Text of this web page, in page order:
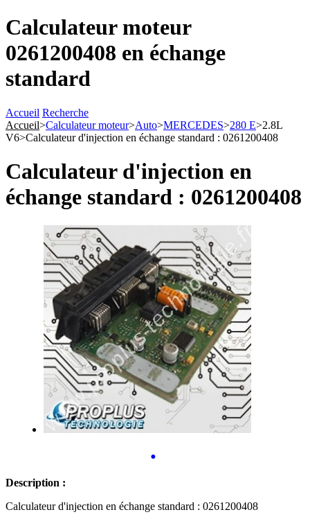
Calculateur moteur
0261200408 en échange
standard
Accueil Recherche
Accueil>Calculateur moteur>Auto>MERCEDES>280 E>2.8L
V6>Calculateur d'injection en échange standard : 0261200408
Calculateur d'injection en
échange standard : 0261200408
•
Description :
Calculateur d'injection en échange standard : 0261200408